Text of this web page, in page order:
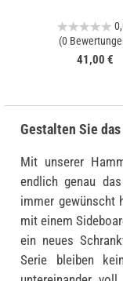
(0
41,00 €
Gestalten Sie
Mit unserer
endlich genau
immer gewünscht
mit einem
ein neues
Serie bleiben